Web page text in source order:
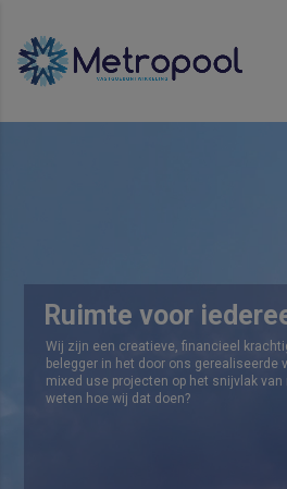
Ruimte voor iedere
Wij zijn een creatieve, financieel
belegger in het door ons gerealiseerde
mixed use projecten op het snijvlak
weten hoe wij dat doen?